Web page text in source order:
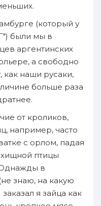
(который у
были мы в
аргентинских
а свободно
как наши русаки,
больше раза
от кроликов,
например, часто
с орлом, падая
хищной птицы
в
знаю, на какую
я зайца как